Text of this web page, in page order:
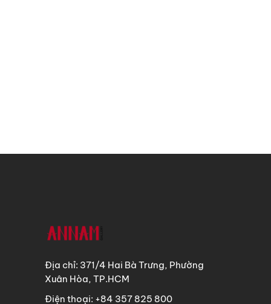
Địa chỉ: 371/4 Hai Bà Trưng, Phường
Xuân Hòa, TP.HCM
Điện thoại: +84 357 825 800